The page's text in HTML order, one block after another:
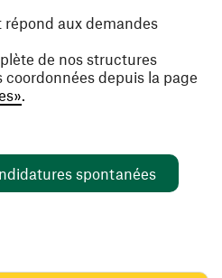
aux demandes
de nos structures
depuis la page
.
spontanées